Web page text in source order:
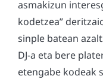
asmakizun
kodetzea”
sinple batean
DJ-a eta bere
etengabe kodeak